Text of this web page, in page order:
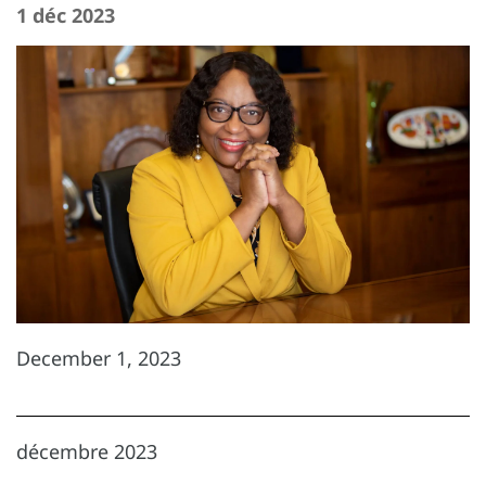
1 déc 2023
December 1, 2023
décembre 2023